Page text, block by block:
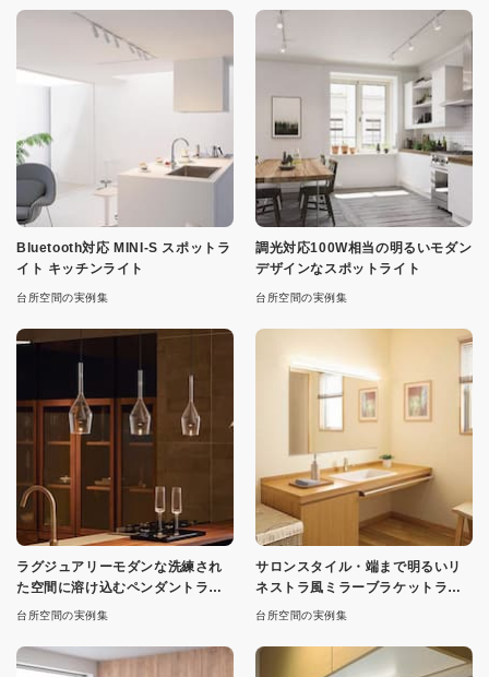
Bluetooth対応 MINI-S スポットラ
イト キッチンライト
台所空間の実例集
調光対応100W相当の明るいモダン
デザインなスポットライト
台所空間の実例集
ラグジュアリーモダンな洗練され
た空間に溶け込むペンダントライ
ト
台所空間の実例集
サロンスタイル・端まで明るいリ
ネストラ風ミラーブラケットライ
ト
台所空間の実例集